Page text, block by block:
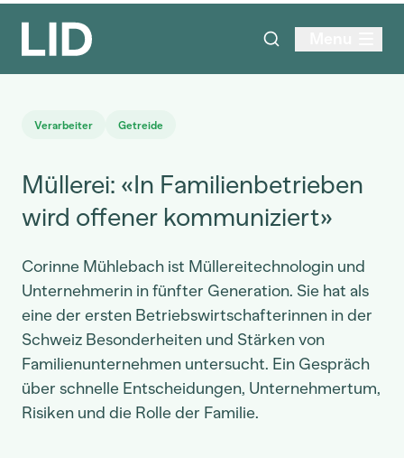
Verarbeiter Getreide
Müllerei: «In Familienbetrieben
wird offener kommuniziert»
Corinne Mühlebach ist Müllereitechnologin und
Unternehmerin in fünfter Generation. Sie hat als
eine der ersten Betriebswirtschafterinnen in der
Schweiz Besonderheiten und Stärken von
Familienunternehmen untersucht. Ein Gespräch
über schnelle Entscheidungen, Unternehmertum,
Risiken und die Rolle der Familie.